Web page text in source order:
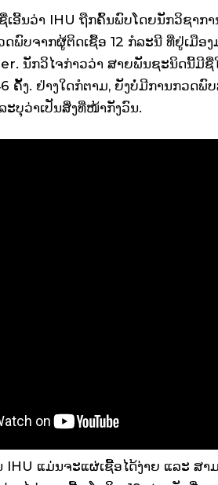
ເອີ້ນວ່າ IHU ຖືກຄົ້ນພົບໂດຍນັກວິຊາກ
ພົບຈາກຜູ້ຕິດເຊື້ອ 12 ກໍລະນີ ທີ່ຢູ່ເມືອ
ນັກວິໄຈກ່າວວ່າ ສາຍພັນຊະນິດນີ້ມີຊື່
ຄັ້ງ. ຢ່າງໃດກໍຕາມ, ຍັງບໍ່ມີການກວດພົ
ະບຸວ່າເປັນສິ່ງທີ່ໜ້າກັງວົນ.
IHU ແມ່ນຈະແຜ່ເຊື້ອໄດ້ງ່າຍ ແລະ